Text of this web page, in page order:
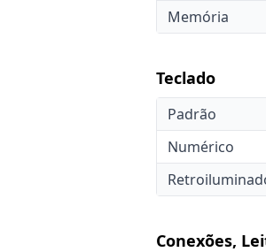
Memória
Teclado
Padrão
Numérico
Conexões,